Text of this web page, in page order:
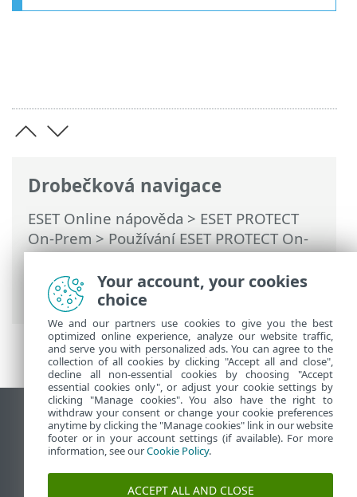
Drobečková navigace
ESET Online nápověda > ESET PROTECT
On-Prem>Používání ESET PROTECT On-
Prem>Hlavní menu ESET PROTECT On-
Prem>Úlohy>Klientské úlohy >
Instalace aplikace
> Safetica software
Zobrazit verzi pro počítač
End of Life
ESET Databáze znalostí
ESET Forum
Your account, your cookies
choice
We and our partners use cookies to give you the best
optimized online experience, analyze our website traffic,
and serve you with personalized ads. You can agree to the
collection of all cookies by clicking "Accept all and close",
decline all non-essential cookies by choosing "Accept
essential cookies only", or adjust your cookie settings by
clicking "Manage cookies". You also have the right to
withdraw your consent or change your cookie preferences
anytime by clicking the "Manage cookies" link in our website
footer or in your account settings (if available). For more
information, see ourCookie Policy.
ACCEPT ALL AND CLOSE